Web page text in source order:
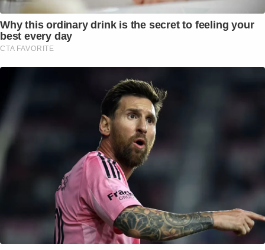
Why this ordinary drink is the secret to feeling your
best every day
CTA FAVORITE